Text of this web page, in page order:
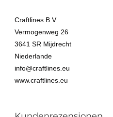
Craftlines B.V.
Vermogenweg 26
3641 SR Mijdrecht
Niederlande
info@craftlines.eu
www.craftlines.eu